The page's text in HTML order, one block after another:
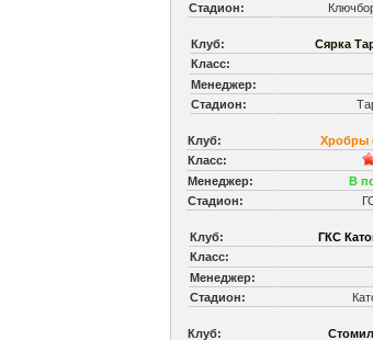
Стадион:
Клуб: Сярка
Класс:
Менеджер:
Стадион:
Клуб: Хробры
Класс:
Менеджер:
В
Стадион:
Клуб: ГКС
Класс:
Менеджер:
Стадион:
Клуб: Стомил